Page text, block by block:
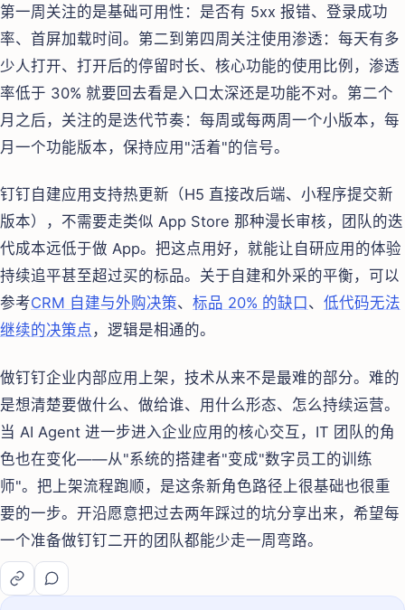
第一周关注的是基础可用性：是否有 5xx 报错、登录成功
率、首屏加载时间。第二到第四周关注使用渗透：每天有多
少人打开、打开后的停留时长、核心功能的使用比例，渗透
率低于 30% 就要回去看是入口太深还是功能不对。第二个
月之后，关注的是迭代节奏：每周或每两周一个小版本，每
月一个功能版本，保持应用"活着"的信号。
钉钉自建应用支持热更新（H5 直接改后端、小程序提交新
版本），不需要走类似 App Store 那种漫长审核，团队的迭
代成本远低于做 App。把这点用好，就能让自研应用的体验
持续追平甚至超过买的标品。关于自建和外采的平衡，可以
参考CRM 自建与外购决策、 标品 20% 的缺口 、 低代码无法
继续的决策点 ，逻辑是相通的。
做钉钉企业内部应用上架，技术从来不是最难的部分。难的
是想清楚要做什么、做给谁、用什么形态、怎么持续运营。
当 AI Agent 进一步进入企业应用的核心交互，IT 团队的角
色也在变化——从"系统的搭建者"变成"数字员工的训练
师"。把上架流程跑顺，是这条新角色路径上很基础也很重
要的一步。开沿愿意把过去两年踩过的坑分享出来，希望每
一个准备做钉钉二开的团队都能少走一周弯路。